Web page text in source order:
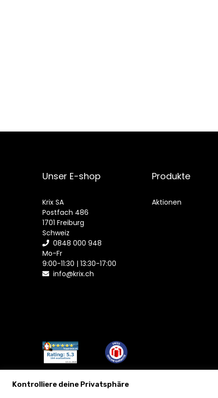
Unser E-shop
Krix SA
Postfach 486
1701 Freiburg
Schweiz
0848 000 948
Mo-Fr
9:00-11:30 | 13:30-17:00
info@krix.ch
Produkte
Aktionen
Kontrolliere deine Privatsphäre